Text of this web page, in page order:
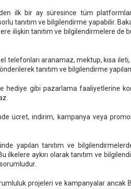
ilk bir ay süresince tüm
tanıtım ve bilgilendirme yapabilir.
ilişkin tanıtım ve bilgilendirmelere de
telefonları aranamaz, mektup, kısa
tanıtım ve bilgilendirme
hediye gibi pazarlama faaliyetlerine
ücret, indirim, kampanya veya
yapılan tanıtım ve
ilkelere aykırı olarak tanıtım ve
projeleri ve kampanyalar ancak